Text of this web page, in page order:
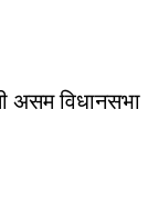
असम विधानसभा